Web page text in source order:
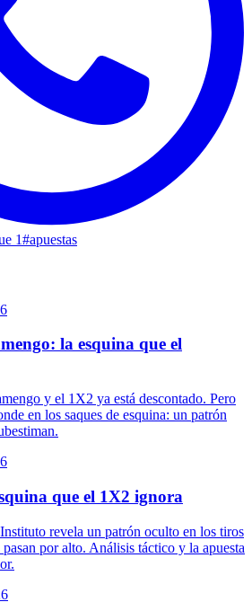
1#apuestas
la esquina que el
y el 1X2 ya está descontado. Pero
en los saques de esquina: un patrón
que el 1X2 ignora
revela un patrón oculto en los tiros
por alto. Análisis táctico y la apuesta